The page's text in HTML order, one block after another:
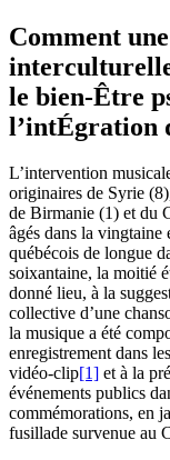
Comment
le bien-Être
l’intÉgration
L’intervention
originaires de Syrie
de Birmanie (1) et du
âgés dans la vingtaine
québécois de longue
soixantaine, la moitié
donné lieu, à la
collective d’une
la musique a été
enregistrement dans
vidéo-clip[1] et à la
événements publics
commémorations, en
fusillade survenue au